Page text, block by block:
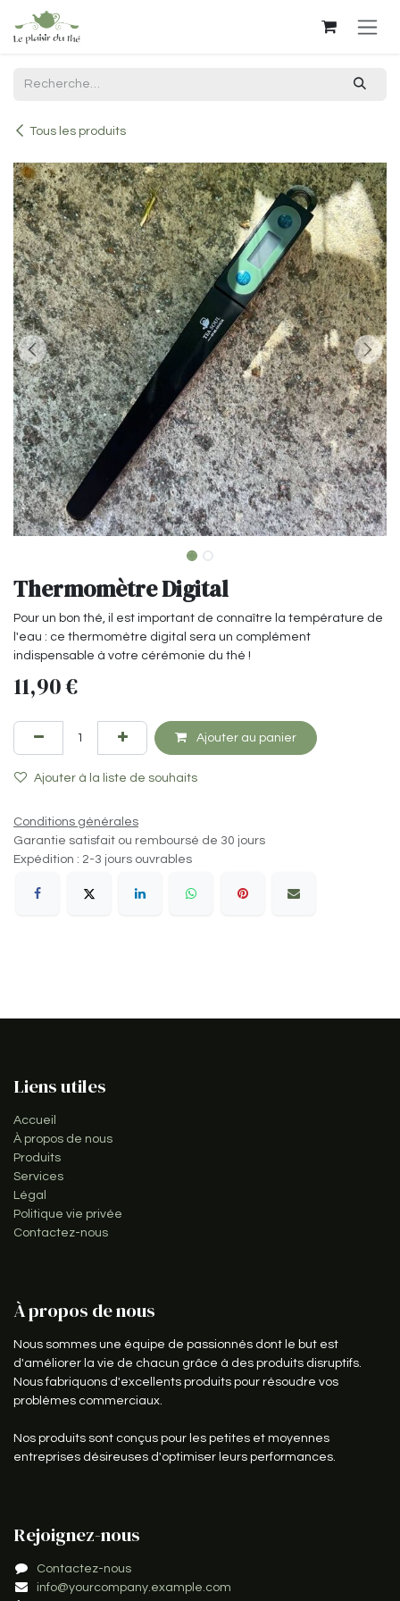
Se rendre au contenu
Tous les produits
Thermomètre Digital
Pour un bon thé, il est important de connaître la température de
l'eau : ce thermomètre digital sera un complément
indispensable à votre cérémonie du thé !
11,90€
Ajouter au panier
Ajouter à la liste de souhaits
Conditions générales
Garantie satisfait ou remboursé de 30 jours
Expédition : 2-3 jours ouvrables
Liens utiles
Accueil
À propos de nous
Produits
Services
Légal
Politique vie privée
Contactez-nous
À propos de nous
Nous sommes une équipe de passionnés dont le but est
d'améliorer la vie de chacun grâce à des produits disruptifs.
Nous fabriquons d'excellents produits pour résoudre vos
problèmes commerciaux.
Nos produits sont conçus pour les petites et moyennes
entreprises désireuses d'optimiser leurs performances.
Rejoignez-nous
Contactez-nous
info@yourcompany.example.com